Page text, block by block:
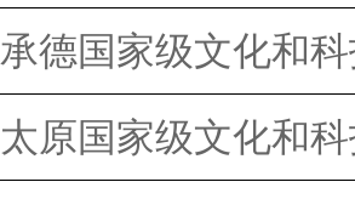
承德国家级文化和
太原国家级文化和